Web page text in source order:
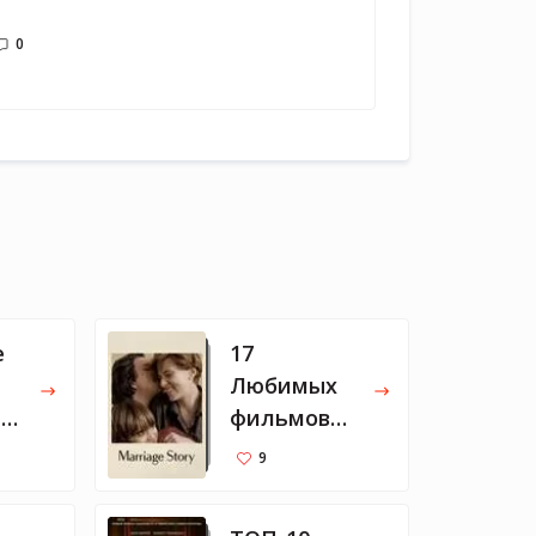
0
17
Любимых
фильмов
2019
9